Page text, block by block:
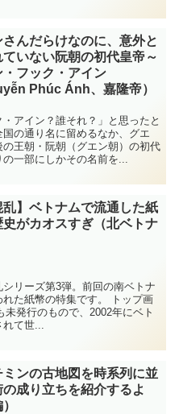
さんだらけなのに、意外と
ていない阮朝の初代皇帝～
・フック・アイン
Phúc Ánh、嘉隆帝）
アイン？誰それ？」と思ったと
の通り名に留めるなか、グエ
王朝・阮朝（グエン朝）の初代
一部にしかその名前を...
乱】ベトナムで流通した紙
史がカオスすぎ（北ベトナ
リーズ第3弾。前回の南ベトナ
た紙幣の特集です。 トップ画
発行のもので、2002年にベト
て世...
ミンの古地図を時系列に並
成り立ちを紹介するよ